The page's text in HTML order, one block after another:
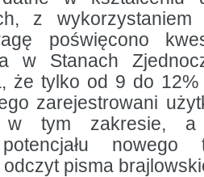
learningu
z wykorzystaniem
poświęcono
w Stanach
że tylko od 9 do 12%
zarejestrowani
w tym zakresie, a
nowego
pisma